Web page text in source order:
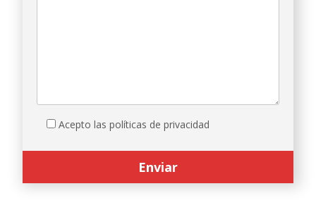
Acepto las políticas de privacidad